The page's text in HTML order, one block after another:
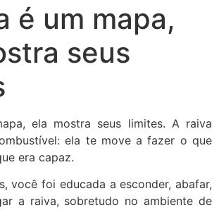
é um mapa,
seus
ela mostra seus limites. A raiva
ela te move a fazer o que
era capaz.
você foi educada a esconder, abafar,
a raiva, sobretudo no ambiente de